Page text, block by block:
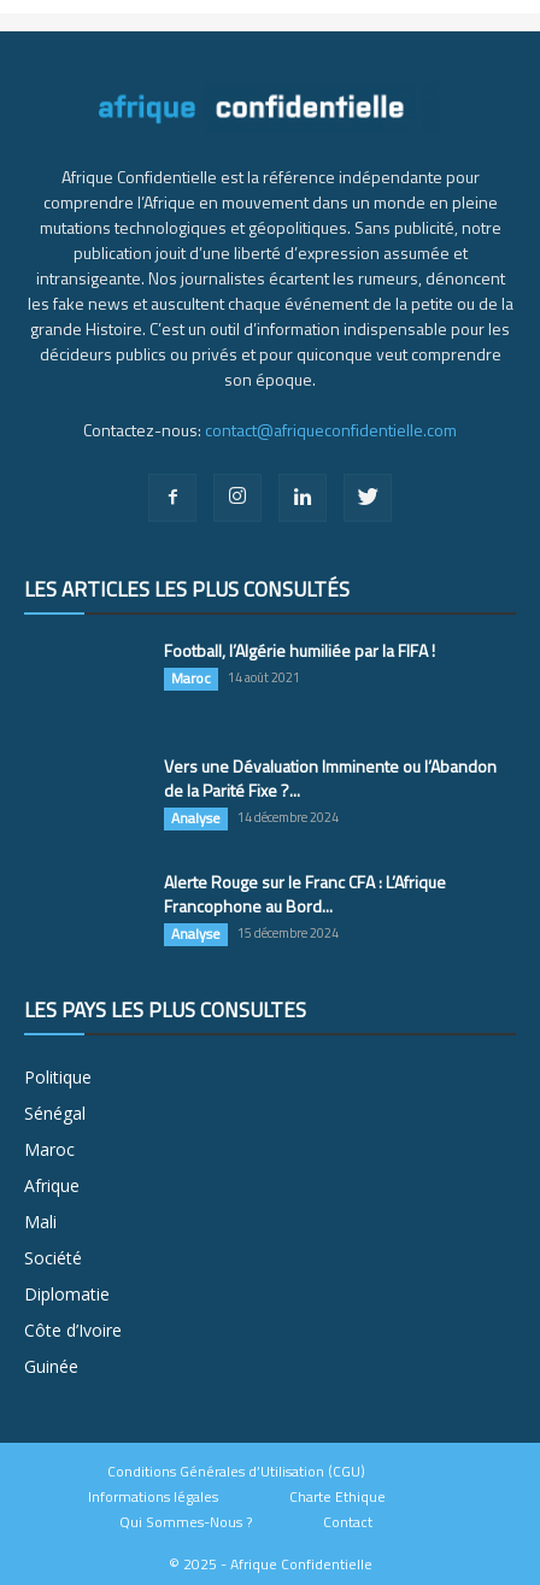
Afrique Confidentielle est la référence indépendante pour
comprendre l’Afrique en mouvement dans un monde en pleine
mutations technologiques et géopolitiques. Sans publicité, notre
publication jouit d’une liberté d’expression assumée et
intransigeante. Nos journalistes écartent les rumeurs, dénoncent
les fake news et auscultent chaque événement de la petite ou de la
grande Histoire. C’est un outil d’information indispensable pour les
décideurs publics ou privés et pour quiconque veut comprendre
son époque.
Contactez-nous: contact@afriqueconfidentielle.com
LES ARTICLES LES PLUS CONSULTÉS
Football, l’Algérie humiliée par la FIFA !
Maroc 14 août 2021
Vers une Dévaluation Imminente ou l’Abandon
de la Parité Fixe ?...
Analyse 14 décembre 2024
Alerte Rouge sur le Franc CFA : L’Afrique
Francophone au Bord...
Analyse 15 décembre 2024
LES PAYS LES PLUS CONSULTÉS
Politique
Sénégal
Maroc
Afrique
Mali
Société
Diplomatie
Côte d’Ivoire
Guinée
Conditions Générales d’Utilisation (CGU)
Informations légales
Charte Ethique
Qui Sommes-Nous ?
Contact
© 2025 - Afrique Confidentielle